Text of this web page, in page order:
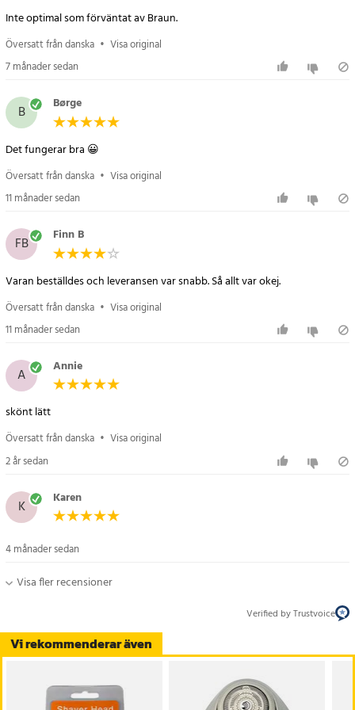
Vi rekommenderar även
Inte optimal som förväntat av Braun.
Översatt från danska • Visa original
7 månader sedan
B Børge
Det fungerar bra 😀
Översatt från danska • Visa original
11 månader sedan
FB Finn B
Varan beställdes och leveransen var snabb. Så allt var okej.
Översatt från danska • Visa original
11 månader sedan
A Annie
skönt lätt
Översatt från danska • Visa original
2 år sedan
K Karen
4 månader sedan
Visa fler recensioner
Verified by Trustvoice